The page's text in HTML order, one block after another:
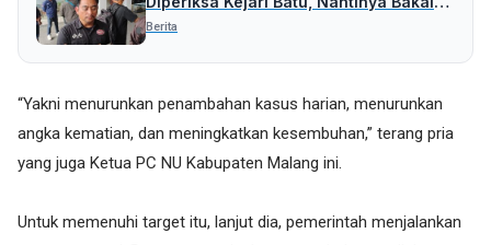
Periksa Pihak Lain
Berita
“Yakni menurunkan penambahan kasus harian, menurunkan
angka kematian, dan meningkatkan kesembuhan,” terang pria
yang juga Ketua PC NU Kabupaten Malang ini.
Untuk memenuhi target itu, lanjut dia, pemerintah menjalankan